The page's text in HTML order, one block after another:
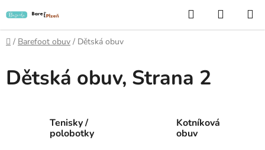
na
obsah
Hledat
KOŠÍK
Domů
/ Barefoot obuv / Dětská obuv
Dětská obuv, Strana 2
Tenisky /
polobotky
Kotníková
obuv